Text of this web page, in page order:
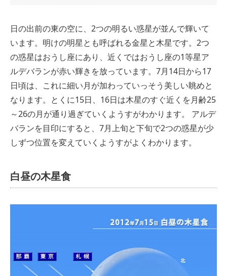
日の出前の東の空に、2つの明るい惑星が並んで輝いて
います。明けの明星とも呼ばれる金星と木星です。2つ
の惑星はおうし座にあり、近くではおうし座の1等星ア
ルデバランが赤い輝きを放っています。7月14日から17
日頃は、これに細い月が加わっていっそう美しい眺めと
なります。とくに15日、16日は木星のすぐ近くを月齢25
～26の月が通り過ぎていくようすがわかります。 アルデ
バランを目印にすると、7月上旬と下旬で2つの惑星が少
しずつ位置を変えていくようすがよくわかります。
白昼の木星食